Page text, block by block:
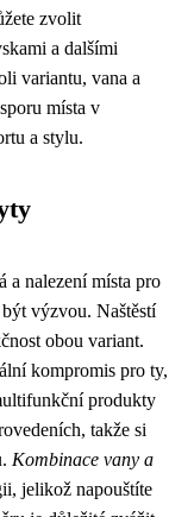
zvolit
a dalšími
variantu, vana a
místa v
a stylu.
a nalezení místa pro
výzvou. Naštěstí
obou variant.
kompromis pro ty,
produkty
takže si
Kombinace vany a
jelikož napouštíte